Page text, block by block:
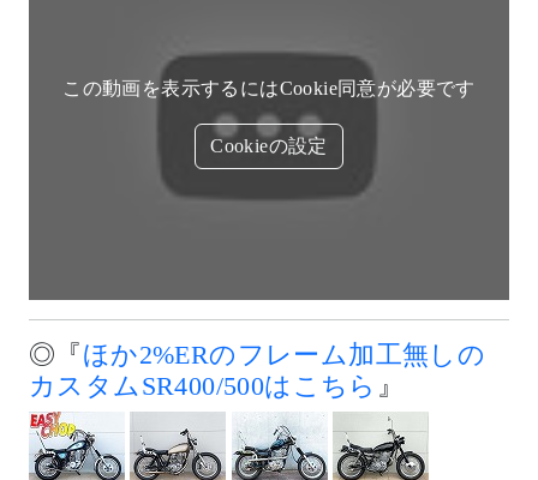
この動画を表示するにはCookie同意が必要です
Cookieの設定
◎『ほか2%ERのフレーム加工無しの
カスタムSR400/500はこちら 』